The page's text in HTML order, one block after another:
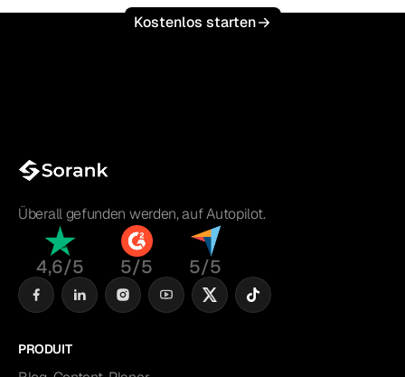
Kostenlos starten
Überall gefunden werden, auf Autopilot.
4,6/5 5/5 5/5
PRODUIT